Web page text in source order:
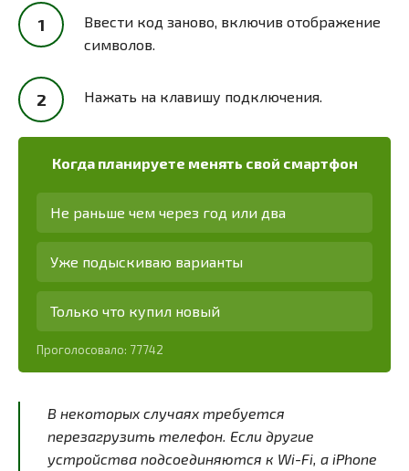
Ввести код заново, включив отображение
символов.
Нажать на клавишу подключения.
Когда планируете менять свой смартфон
Не раньше чем через год или два
Уже подыскиваю варианты
Только что купил новый
Проголосовало: 77742
В некоторых случаях требуется
перезагрузить телефон. Если другие
устройства подсоединяются к Wi-Fi, а iPhone